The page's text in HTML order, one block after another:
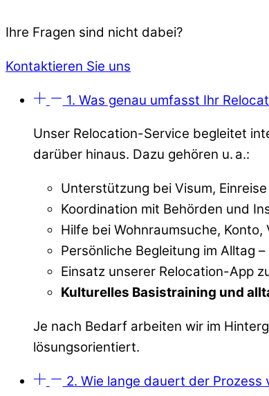
Ihre Fragen sind nicht dabei?
Kontaktieren Sie uns
1. Was genau umfasst Ihr
Unser Relocation-Service begleitet
darüber hinaus. Dazu gehören u. a.:
Unterstützung bei Visum,
Koordination mit Behörden und
Hilfe bei Wohnraumsuche, Konto,
Persönliche Begleitung im Alltag
Einsatz unserer Relocation-App
Kulturelles Basistraining und
Je nach Bedarf arbeiten wir im
lösungsorientiert.
2. Wie lange dauert der